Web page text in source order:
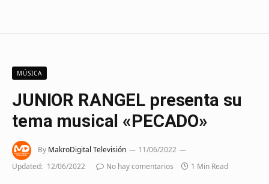
MÚSICA
JUNIOR RANGEL presenta su
tema musical «PECADO»
By MakroDigital Televisión
11/06/2022
Updated: 12/06/2022 No hay comentarios 1 Min Read